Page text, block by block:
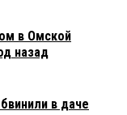
в Омской
назад
в даче